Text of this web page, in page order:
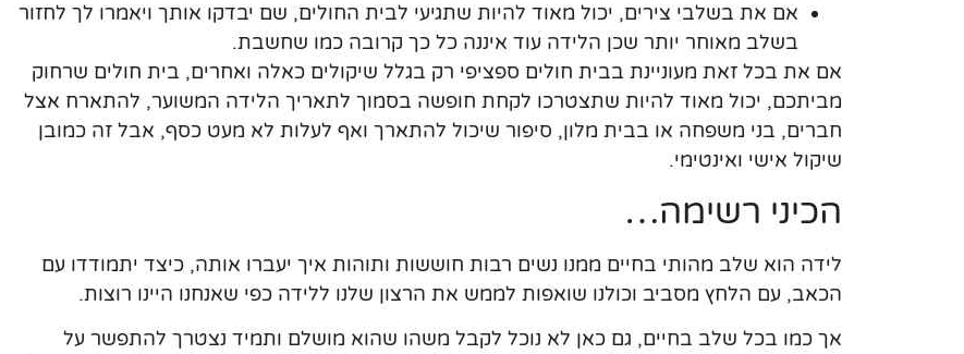
אם את בשלבי צירים, יכול מאוד להיות שתגיעי לבית החולים, שם יבדקו אותך ויאמרו לך לחזור
בשלב מאוחר יותר שכן הלידה עוד איננה כל כך קרובה כמו שחשבת.
אם את בכל זאת מעוניינת בבית חולים ספציפי רק בגלל שיקולים כאלה ואחרים, בית חולים שרחוק
מביתכם, יכול מאוד להיות שתצטרכו לקחת חופשה בסמוך לתאריך הלידה המשוער, להתארח אצל
חברים, בני משפחה או בבית מלון, סיפור שיכול להתארך ואף לעלות לא מעט כסף, אבל זה כמובן
שיקול אישי ואינטימי.
הכיני רשימה…
לידה הוא שלב מהותי בחיים ממנו נשים רבות חוששות ותוהות איך יעברו אותה, כיצד יתמודדו עם
הכאב, עם הלחץ מסביב וכולנו שואפות לממש את הרצון שלנו ללידה כפי שאנחנו היינו רוצות.
אך כמו בכל שלב בחיים, גם כאן לא נוכל לקבל משהו שהוא מושלם ותמיד נצטרך להתפשר על